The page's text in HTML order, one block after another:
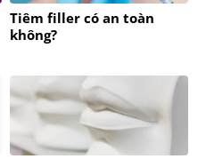
Tiêm filler có an toàn
không?